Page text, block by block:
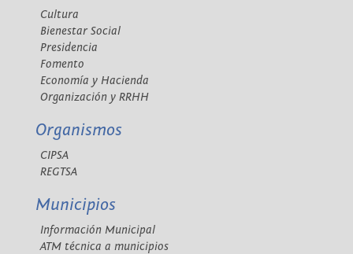
Cultura
Bienestar Social
Presidencia
Fomento
Economía y Hacienda
Organización y RRHH
Organismos
CIPSA
REGTSA
Municipios
Información Municipal
ATM técnica a municipios